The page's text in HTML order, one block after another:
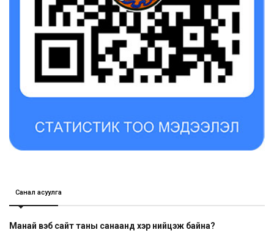
Санал асуулга
Манай вэб сайт таны санаанд хэр нийцэж байна?